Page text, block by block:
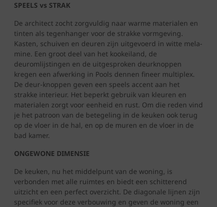
SPEELS vs STRAK
De architect zocht zorgvuldig naar warme materialen en
tinten als tegenhanger voor de strakke vormgeving.
Kasten, schuiven en deuren zijn uitgevoerd in witte mela-
mine. Een groot deel van het kookeiland, de
deuromlijstingen en de uitgesproken deurknoppen
kregen een afwerking in Pools dennen fineer multiplex.
De deur-knoppen geven een speels accent aan het
strakke interieur. Het beperkt gebruik van kleuren en
materialen zorgt voor eenheid en rust. Om die reden vind
je het patroon van de betegeling in de keuken ook terug
op de vloer in de hal, en op de muren en de vloer in de
bad kamer.
ONGEWONE DIMENSIE
De keuken, nu het middelpunt van de woning, is
verbonden met alle ruimtes en biedt een schitterend
uitzicht en een perfect overzicht. De diagonale lijnen zijn
specifiek voor deze verbouwing en geven de woning een